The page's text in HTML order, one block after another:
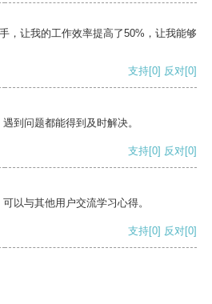
，让我的工作效率提高了50%，让我能够
支持[0] 反对[0]
到问题都能得到及时解决。
支持[0] 反对[0]
以与其他用户交流学习心得。
支持[0] 反对[0]